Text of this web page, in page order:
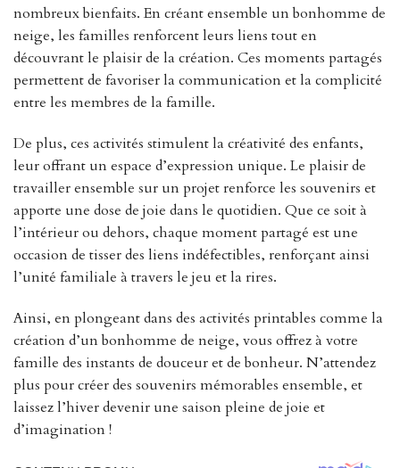
nombreux bienfaits. En créant ensemble un bonhomme de
neige, les familles renforcent leurs liens tout en
découvrant le plaisir de la création. Ces moments partagés
permettent de favoriser la communication et la complicité
entre les membres de la famille.
De plus, ces activités stimulent la créativité des enfants,
leur offrant un espace d’expression unique. Le plaisir de
travailler ensemble sur un projet renforce les souvenirs et
apporte une dose de joie dans le quotidien. Que ce soit à
l’intérieur ou dehors, chaque moment partagé est une
occasion de tisser des liens indéfectibles, renforçant ainsi
l’unité familiale à travers le jeu et la rires.
Ainsi, en plongeant dans des activités printables comme la
création d’un bonhomme de neige, vous offrez à votre
famille des instants de douceur et de bonheur. N’attendez
plus pour créer des souvenirs mémorables ensemble, et
laissez l’hiver devenir une saison pleine de joie et
d’imagination !